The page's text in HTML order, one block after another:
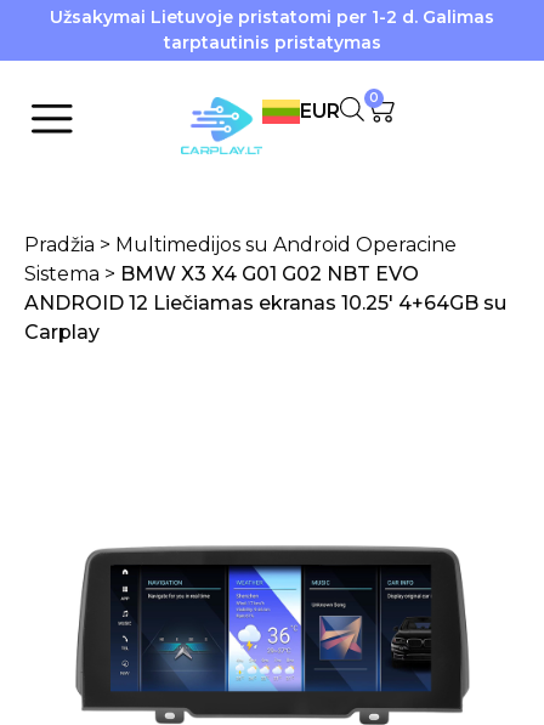
Užsakymai Lietuvoje pristatomi per 1-2 d. Galimas
tarptautinis pristatymas
EUR
0
Pradžia > Multimedijos su Android Operacine
Sistema > BMW X3 X4 G01 G02 NBT EVO
ANDROID 12 Liečiamas ekranas 10.25′ 4+64GB su
Carplay